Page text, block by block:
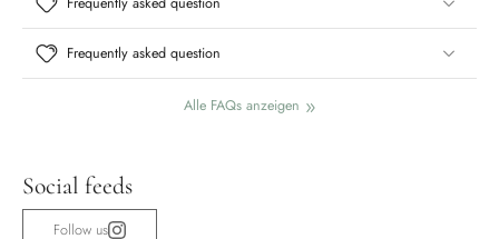
Frequently asked question
Alle FAQs anzeigen
Social feeds
Follow us